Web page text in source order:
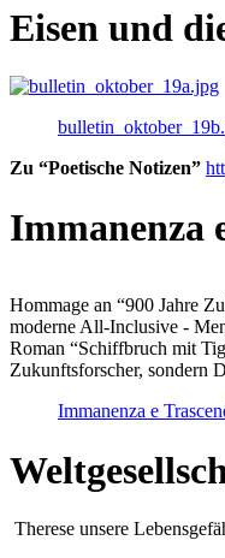
Eisen und
Zu “Poetische Notizen”
Immanenza
Hommage an “900 Jahre
moderne All-Inclusive -
Roman “Schiffbruch mit
Zukunftsforscher, sondern
Immanenza e
Therese unsere